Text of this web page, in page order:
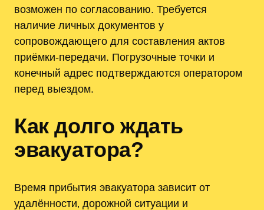
возможен по согласованию. Требуется
наличие личных документов у
сопровождающего для составления актов
приёмки-передачи. Погрузочные точки и
конечный адрес подтверждаются оператором
перед выездом.
Как долго ждать
эвакуатора?
Время прибытия эвакуатора зависит от
удалённости‚ дорожной ситуации и